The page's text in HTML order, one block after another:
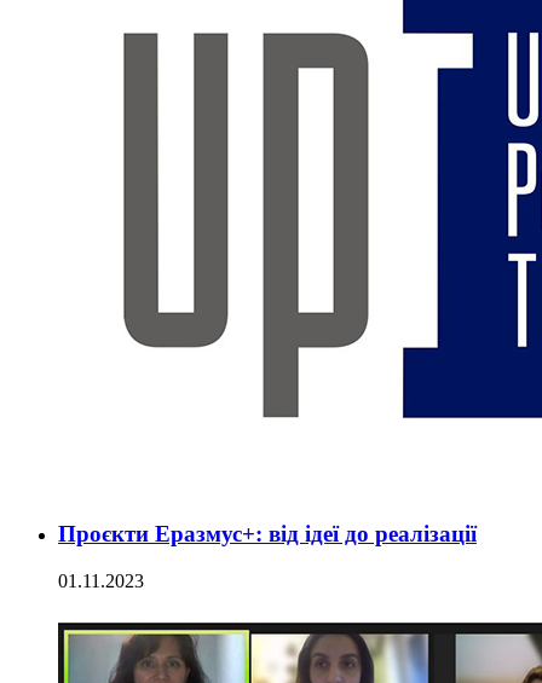
Проєкти Еразмус+: від ідеї до реалізації
01.11.2023